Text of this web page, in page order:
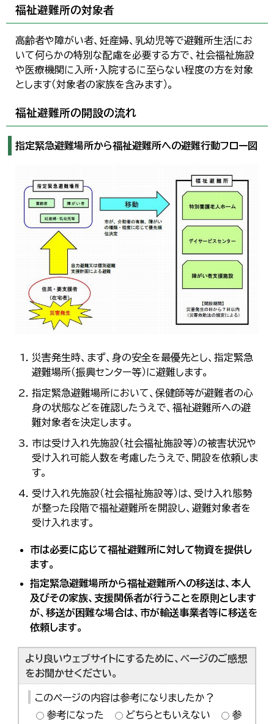
福祉避難所の対象者
高齢者や障がい者、妊産婦、乳幼児等で避難所生活にお
いて何らかの特別な配慮を必要する方で、社会福祉施設
や医療機関に入所・入院するに至らない程度の方を対象
とします（対象者の家族を含みます）。
福祉避難所の開設の流れ
指定緊急避難場所から福祉避難所への避難行動フロー図
災害発生時、まず、身の安全を最優先とし、指定緊急
避難場所（振興センター等）に避難します。
指定緊急避難場所において、保健師等が避難者の心
身の状態などを確認したうえで、福祉避難所への避
難対象者を決定します。
市は受け入れ先施設（社会福祉施設等）の被害状況や
受け入れ可能人数を考慮したうえで、開設を依頼しま
す。
受け入れ先施設（社会福祉施設等）は、受け入れ態勢
が整った段階で福祉避難所を開設し、避難対象者を
受け入れます。
市は必要に応じて福祉避難所に対して物資を提供し
ます。
指定緊急避難場所から福祉避難所への移送は、本人
及びその家族、支援関係者が行うことを原則とします
が、移送が困難な場合は、市が輸送事業者等に移送を
依頼します。
より良いウェブサイトにするために、ページのご感想
をお聞かせください。
このページの内容は参考になりましたか？
参考になった
どちらともいえない
参